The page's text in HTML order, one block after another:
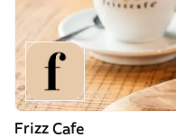
Frizz Cafe